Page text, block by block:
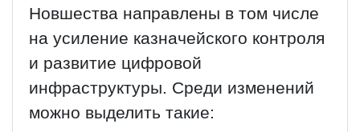
Новшества направлены в том числе
на усиление казначейского контроля
и развитие цифровой
инфраструктуры. Среди изменений
можно выделить такие: